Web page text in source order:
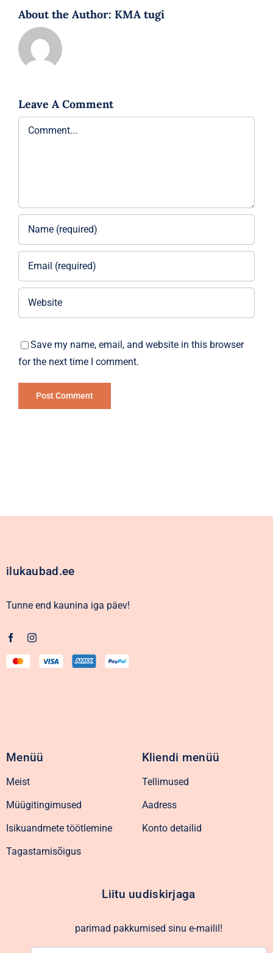
About the Author: KMA tugi
Leave A Comment
Comment
Save my name, email, and website in this browser
for the next time I comment.
ilukaubad.ee
Tunne end kaunina iga päev!
Menüü
Meist
Müügitingimused
Isikuandmete töötlemine
Tagastamisõigus
Kliendi menüü
Tellimused
Aadress
Konto detailid
Liitu uudiskirjaga
parimad pakkumised sinu e-mailil!